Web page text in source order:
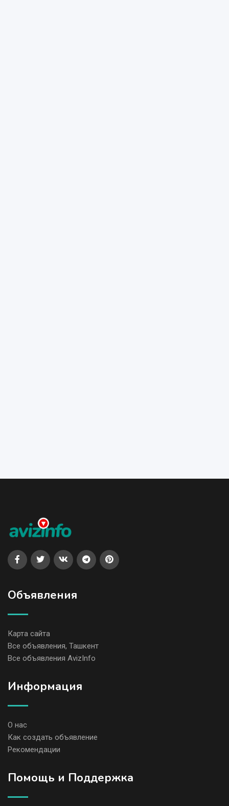
Объявления
Карта сайта
Все объявления, Ташкент
Все объявления AvizInfo
Информация
О нас
Как создать объявление
Рекомендации
Помощь и Поддержка